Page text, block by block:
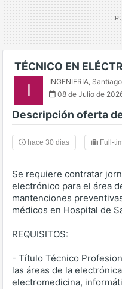
TÉCNICO EN
I INGENIERIA, Santiago
08 de Julio de
Descripción oferta
hace 30 dias Full-
Se requiere contratar
electrónico para el área
mantenciones
médicos en Hospital de
REQUISITOS:
- Título Técnico
las áreas de la
electromedicina,